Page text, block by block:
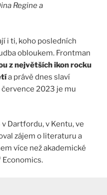
Regine a
i ti, koho posledních
obloukem. Frontman
z největších ikon rocku
a právě dnes slaví
2023 je mu
Dartfordu, v Kentu, ve
zájem o literaturu a
více než akademické